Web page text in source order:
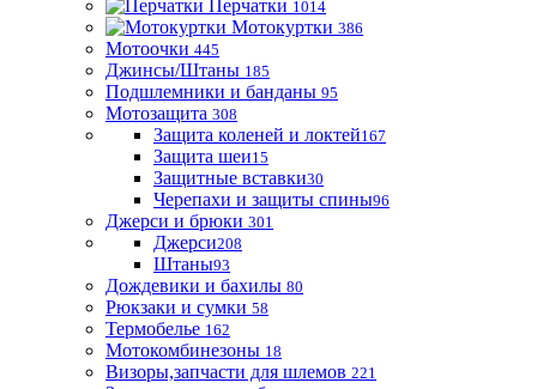
Перчатки 1014
Мотокуртки 386
Мотоочки 445
Джинсы/Штаны 185
Подшлемники и банданы 95
Мотозащита 308
Защита коленей и локтей167
Защита шеи15
Защитные вставки30
Черепахи и защиты спины96
Джерси и брюки 301
Джерси208
Штаны93
Дождевики и бахилы 80
Рюкзаки и сумки 58
Термобелье 162
Мотокомбинезоны 18
Визоры,запчасти для шлемов 221